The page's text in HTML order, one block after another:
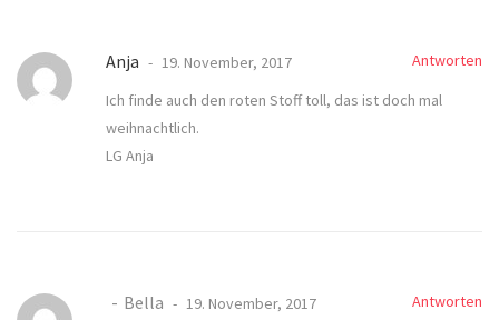
Anja 19. November, 2017
Antworten
Ich finde auch den roten Stoff toll, das ist doch mal
weihnachtlich.
LG Anja
Bella 19. November, 2017
Antworten